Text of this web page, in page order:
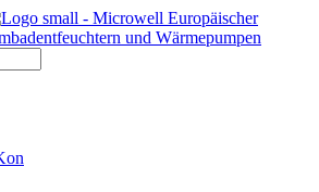
Europäischer
und Wärmepumpen